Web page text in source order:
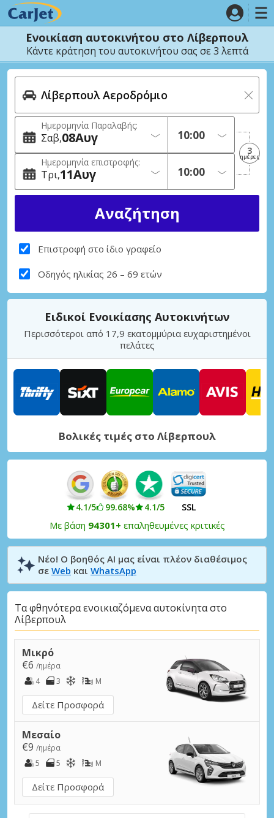
Ενοικίαση αυτοκινήτου στο Λίβερπουλ
Κάντε κράτηση του αυτοκινήτου σας σε 3 λεπτά
Ημερομηνία Παραλαβής:
Σαβ 08Αυγ
Ημερομηνία επιστροφής:
Τρι 11Αυγ
3
ημέρες
Επιστροφή στο ίδιο γραφείο
Οδηγός ηλικίας 26 – 69 ετών
Ειδικοί Ενοικίασης Αυτοκινήτων
Περισσότεροι από 17,9 εκατομμύρια ευχαριστημένοι
πελάτες
Βολικές τιμές στο Λίβερπουλ
4.1/5 99.68% 4.1/5 SSL
Με βάση 94301+ επαληθευμένες κριτικές
Νέο! Ο βοηθός AI μας είναι πλέον διαθέσιμος
σε Web και WhatsApp
Τα φθηνότερα ενοικιαζόμενα αυτοκίνητα στο
Λίβερπουλ
Μικρό
€6 /ημέρα
4
3 M
Δείτε Προσφορά
Μεσαίο
€9 /ημέρα
5
5 M
Δείτε Προσφορά